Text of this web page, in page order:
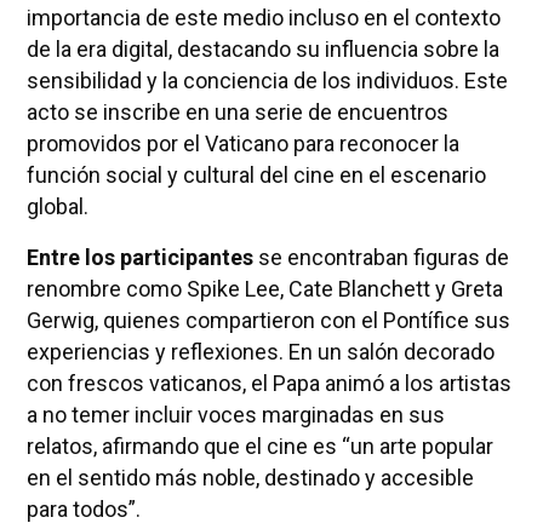
importancia de este medio incluso en el contexto
de la era digital, destacando su influencia sobre la
sensibilidad y la conciencia de los individuos. Este
acto se inscribe en una serie de encuentros
promovidos por el Vaticano para reconocer la
función social y cultural del cine en el escenario
global.
Entre los participantesse encontraban figuras de
renombre como Spike Lee, Cate Blanchett y Greta
Gerwig, quienes compartieron con el Pontífice sus
experiencias y reflexiones. En un salón decorado
con frescos vaticanos, el Papa animó a los artistas
a no temer incluir voces marginadas en sus
relatos, afirmando que el cine es “un arte popular
en el sentido más noble, destinado y accesible
para todos”.